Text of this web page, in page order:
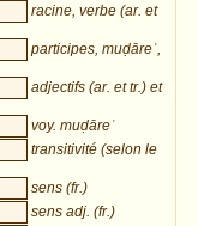
racine, verbe (ar. et
participes, muḍāreʿ,
adjectifs (ar. et tr.) et
voy. muḍāreʿ
transitivité (selon le
sens (fr.)
sens adj. (fr.)